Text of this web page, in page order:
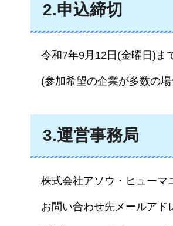
2.申込締切
令和7年9月12日(金曜日)ま
(参加希望の企業が多数の
3.運営事務局
株式会社アソウ・ヒューマ
お問い合わせ先メールアド